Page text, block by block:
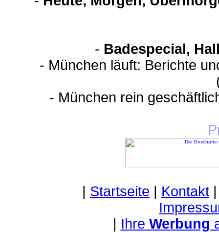
- Badespecial,
- München läuft: Berichte
- München rein
| Startseite | Kontakt
| Ihre Werbung